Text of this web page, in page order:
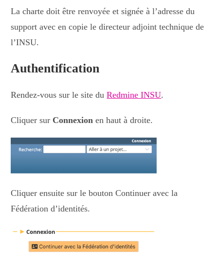
La charte doit être renvoyée et signée à l’adresse du
support avec en copie le directeur adjoint technique de
l’INSU.
Authentification
Rendez-vous sur le site duRedmine INSU.
Cliquer sur Connexion en haut à droite.
Cliquer ensuite sur le bouton Continuer avec la
Fédération d’identités.